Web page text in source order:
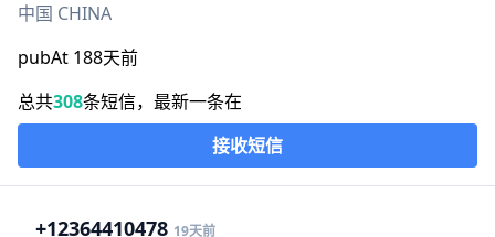
中国 CHINA
pubAt 188天前
总共308条短信，最新一条在
接收短信
+12364410478 19天前